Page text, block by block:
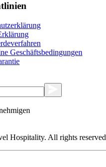
Geschäftsbedingungen
Hospitality. All rights reserved